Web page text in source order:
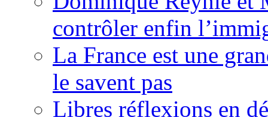
contrôler enfin
La France est une
le savent pas
Libres réflexions en